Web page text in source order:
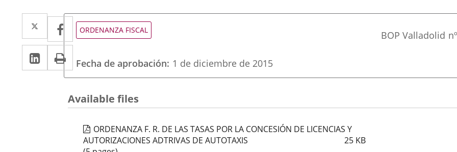
Twitter
Enlace
a
una
aplicación
externa.
Facebook
Enlace
a
una
aplicación
externa.
Linkedin
Enlace
a
aplicación
externa.
Tipo
de
ORDENANZA FISCAL
boletin
BOP Valladolid nº
Fecha de aprobación 1 de diciembre de 2015
Available files
ORDENANZA F. R. DE LAS TASAS POR LA CONCESIÓN DE LICENCIAS Y
AUTORIZACIONES ADTRIVAS DE AUTOTAXIS
25 KB